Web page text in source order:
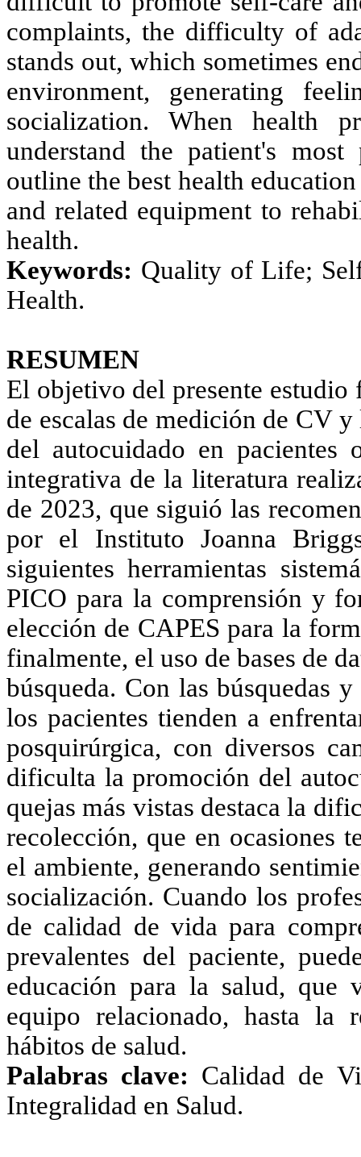
complaints, the difficulty of
stands out, which sometimes
environment, generating
socialization. When health
understand the patient's
outline the best health
and related equipment to
health.
Keywords: Quality of Life;
Health.
RESUMEN
El objetivo del presente
de escalas de medición de CV
del autocuidado en pacientes
integrativa de la literatura
de 2023, que siguió las
por el Instituto Joanna
siguientes herramientas
PICO para la comprensión y
elección de CAPES para la
finalmente, el uso de bases de
búsqueda. Con las búsquedas
los pacientes tienden a
posquirúrgica, con diversos
dificulta la promoción del
quejas más vistas destaca la
recolección, que en ocasiones
el ambiente, generando
socialización. Cuando los
de calidad de vida para
prevalentes del paciente,
educación para la salud, que
equipo relacionado, hasta la
hábitos de salud.
Palabras clave: Calidad de
Integralidad en Salud.